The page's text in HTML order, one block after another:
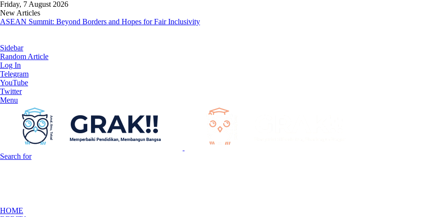
Friday, 7 August 2026
New Articles
ASEAN Summit: Beyond Borders and Hopes for Fair Inclusivity
Sidebar
Random Article
Log In
Telegram
YouTube
Twitter
Menu
Search for
HOME